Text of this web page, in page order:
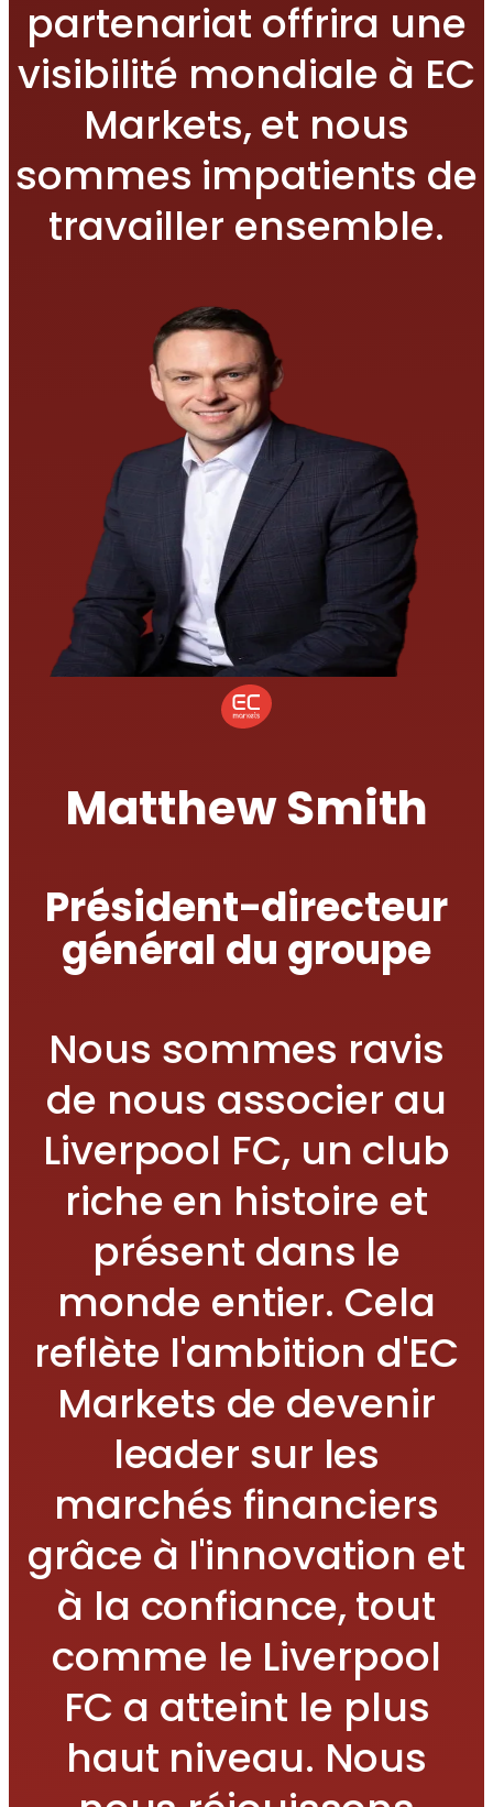
partenariat offrira une
visibilité mondiale à EC
Markets, et nous
sommes impatients de
travailler ensemble.
Matthew Smith
Président-directeur
général du groupe
Nous sommes ravis
de nous associer au
Liverpool FC, un club
riche en histoire et
présent dans le
monde entier. Cela
reflète l'ambition d'EC
Markets de devenir
leader sur les
marchés financiers
grâce à l'innovation et
à la confiance, tout
comme le Liverpool
FC a atteint le plus
haut niveau. Nous